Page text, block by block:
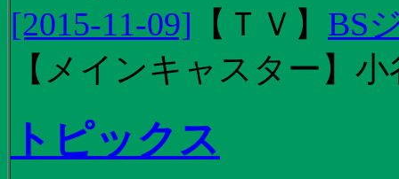
[2015-11-09] 【 ＴＶ 】 BS
【メインキャスター】
トピックス